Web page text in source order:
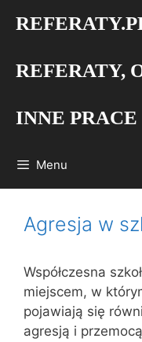
REFERATY,
INNE PRACE
Menu
Agresja w
Współczesna
miejscem, w
pojawiają się
agresją i